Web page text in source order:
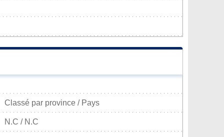
Classé par province / Pays
N.C / N.C